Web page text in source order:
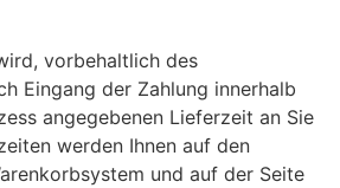
vorbehaltlich des
Eingang der Zahlung innerhalb
angegebenen Lieferzeit an Sie
werden Ihnen auf den
und auf der Seite